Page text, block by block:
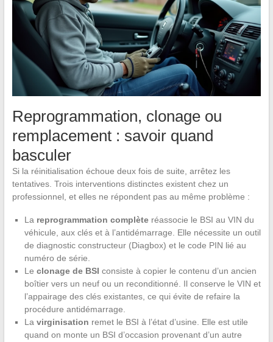
Reprogrammation, clonage ou
remplacement : savoir quand
basculer
Si la réinitialisation échoue deux fois de suite, arrêtez les
tentatives. Trois interventions distinctes existent chez un
professionnel, et elles ne répondent pas au même problème :
La reprogrammation complèteréassocie le BSI au VIN du
véhicule, aux clés et à l’antidémarrage. Elle nécessite un outil
de diagnostic constructeur (Diagbox) et le code PIN lié au
numéro de série.
Le clonage de BSI consiste à copier le contenu d’un ancien
boîtier vers un neuf ou un reconditionné. Il conserve le VIN et
l’appairage des clés existantes, ce qui évite de refaire la
procédure antidémarrage.
La virginisation remet le BSI à l’état d’usine. Elle est utile
quand on monte un BSI d’occasion provenant d’un autre